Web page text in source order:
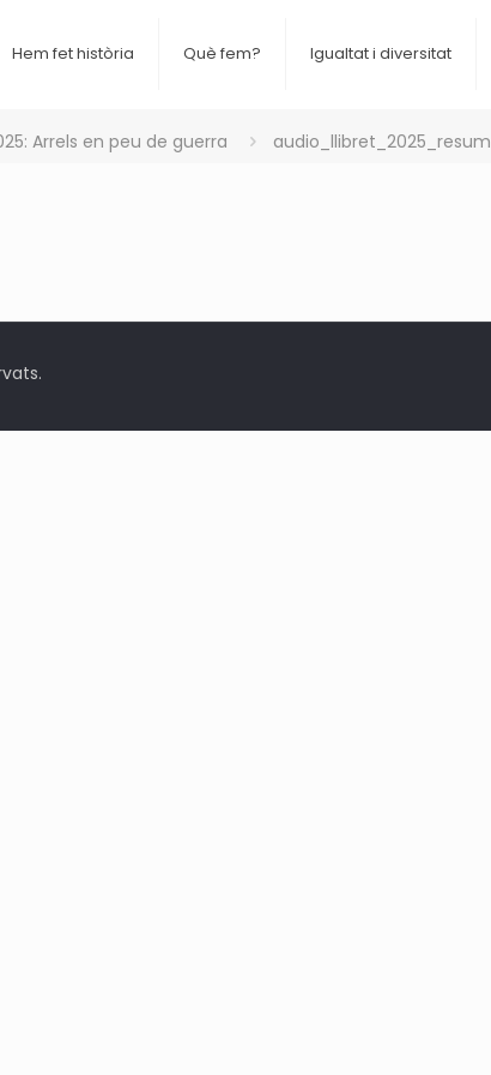
Hem fet història Què fem? Igualtat i diversitat
Arrels en peu de guerra audio_llibret_2025_resum